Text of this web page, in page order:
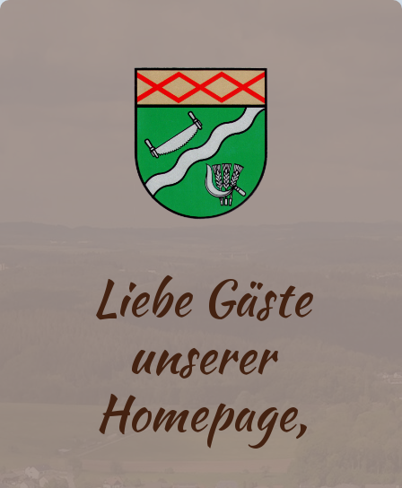
Liebe Gäste
unserer
Homepage,